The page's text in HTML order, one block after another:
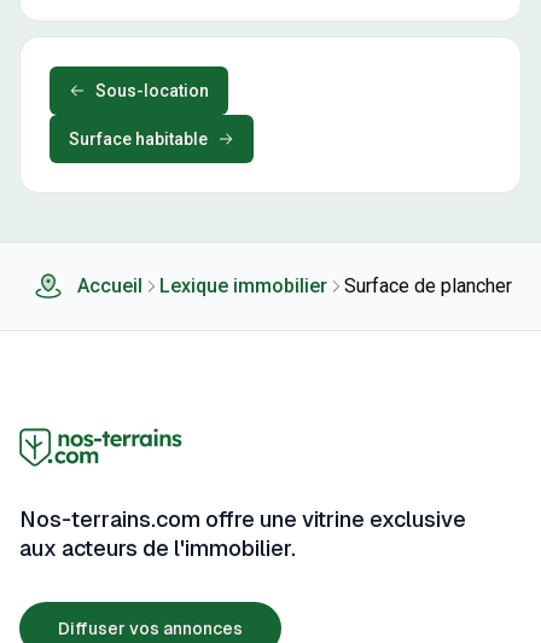
Sous-location
Surface habitable
Accueil Lexique immobilier Surface de plancher
Nos-terrains.com offre une vitrine exclusive
aux acteurs de l'immobilier.
Diffuser vos annonces